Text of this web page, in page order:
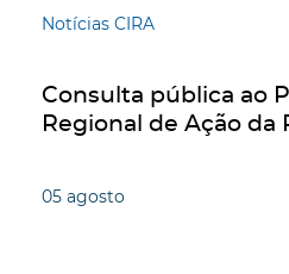
Notícias CIRA
Consulta pública ao
Regional de Ação da
05 agosto